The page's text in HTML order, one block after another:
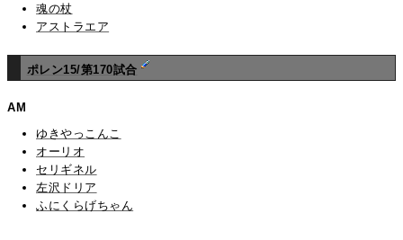
魂の杖
アストラエア
ポレン15/第170試合
AM
ゆきやっこんこ
オーリオ
セリギネル
左沢ドリア
ふにくらげちゃん